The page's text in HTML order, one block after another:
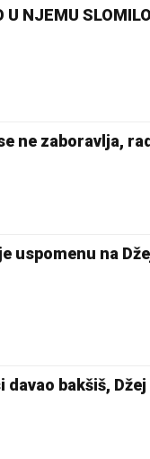
U NJEMU
ne zaboravlja,
uspomenu na
bakšiš,